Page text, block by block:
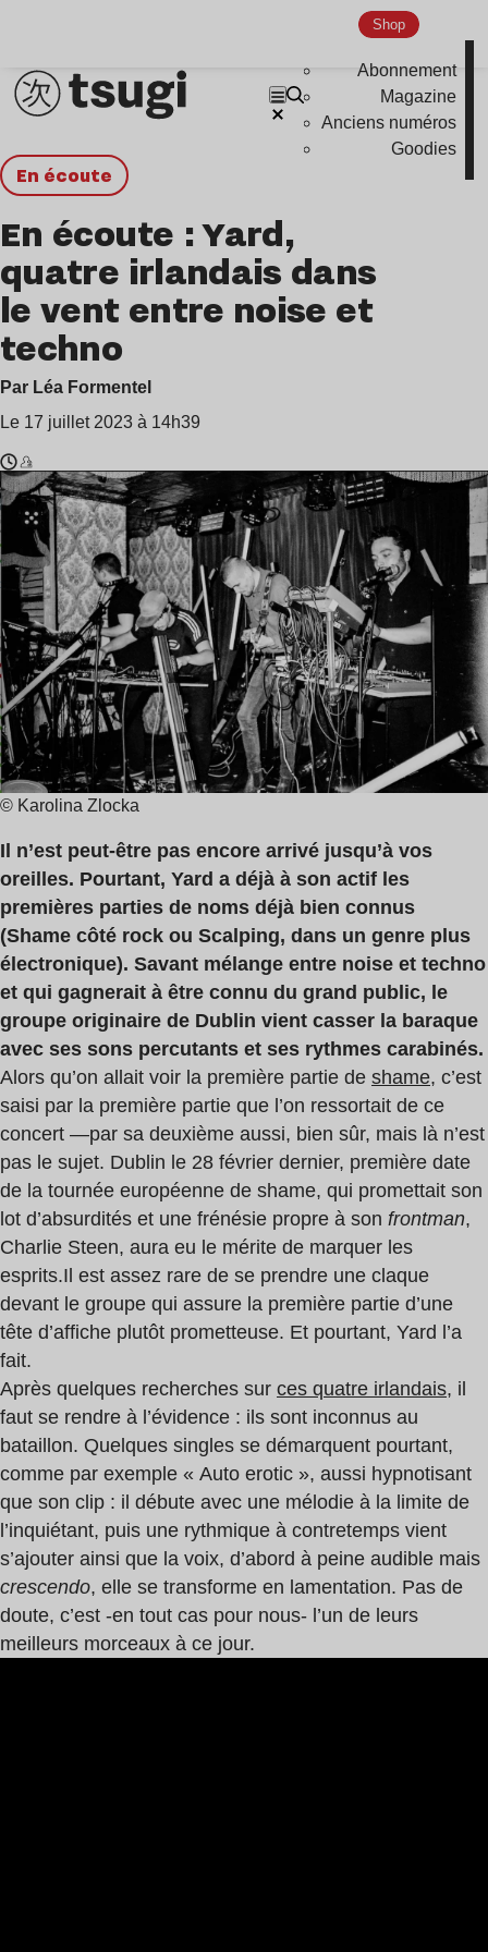
Shop
Abonnement
Magazine
Anciens numéros
Goodies
en écoute
En écoute : Yard,
quatre irlandais dans
le vent entre noise et
techno
Par Léa Formentel
Le 17 juillet 2023 à 14h39
Temps
de
lecture
:
2
min
Yard
© Karolina Zlocka
Il n’est peut-être pas encore arrivé jusqu’à vos
oreilles. Pourtant, Yard a déjà à son actif les
premières parties de noms déjà bien connus
(Shame côté rock ou Scalping, dans un genre plus
électronique). Savant mélange entre noise et techno
et qui gagnerait à être connu du grand public, le
groupe originaire de Dublin vient casser la baraque
avec ses sons percutants et ses rythmes carabinés.
Alors qu’on allait voir la première partie de shame, c’est
saisi par la première partie que l’on ressortait de ce
concert —par sa deuxième aussi, bien sûr, mais là n’est
pas le sujet. Dublin le 28 février dernier, première date
de la tournée européenne de shame, qui promettait son
lot d’absurdités et une frénésie propre à son frontman,
Charlie Steen, aura eu le mérite de marquer les
esprits.Il est assez rare de se prendre une claque
devant le groupe qui assure la première partie d’une
tête d’affiche plutôt prometteuse. Et pourtant, Yard l’a
fait.
Après quelques recherches sur ces quatre irlandais, il
faut se rendre à l’évidence : ils sont inconnus au
bataillon. Quelques singles se démarquent pourtant,
comme par exemple « Auto erotic », aussi hypnotisant
que son clip : il débute avec une mélodie à la limite de
l’inquiétant, puis une rythmique à contretemps vient
s’ajouter ainsi que la voix, d’abord à peine audible mais
crescendo, elle se transforme en lamentation. Pas de
doute, c’est -en tout cas pour nous- l’un de leurs
meilleurs morceaux à ce jour.